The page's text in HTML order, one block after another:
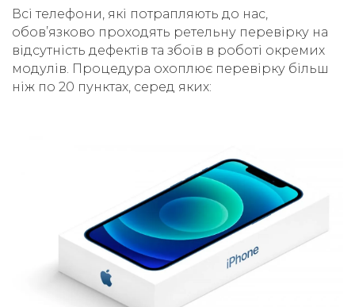
Всі телефони, які потрапляють до нас,
обовʼязково проходять ретельну перевірку на
відсутність дефектів та збоїв в роботі окремих
модулів. Процедура охоплює перевірку більш
ніж по 20 пунктах, серед яких: